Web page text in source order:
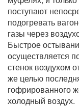
поступают
подогревать
газы через
Быстрое
осуществляется
стенок воздухом
же целью
гофрированного
холодный воздух.